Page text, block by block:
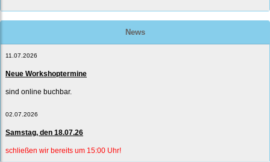
News
11.07.2026
Neue Workshoptermine
sind online buchbar.
02.07.2026
Samstag, den 18.07.26
schließen wir bereits um 15:00 Uhr!